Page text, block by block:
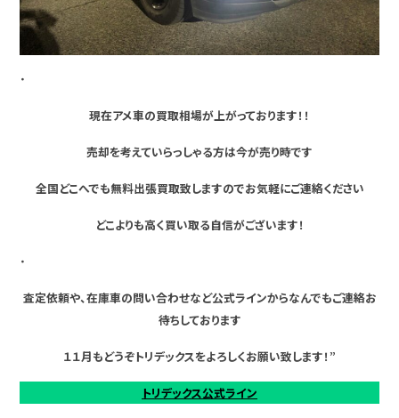
・
現在アメ車の買取相場が上がっております！！
売却を考えていらっしゃる方は今が売り時です
全国どこへでも無料出張買取致しますのでお気軽にご連絡ください
どこよりも高く買い取る自信がございます！
・
査定依頼や、在庫車の問い合わせなど公式ラインからなんでもご連絡お
待ちしております
１１月もどうぞトリデックスをよろしくお願い致します！”
トリデックス公式ライン